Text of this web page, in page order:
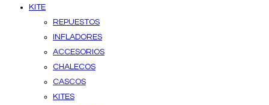
KITE
REPUESTOS
INFLADORES
ACCESORIOS
CHALECOS
CASCOS
KITES